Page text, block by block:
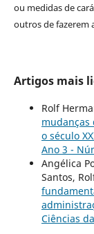
ou medidas de
outros de fazerem
Artigos mais
Rolf
o século
Ano 3 -
Angélica
Santos,
Ciências